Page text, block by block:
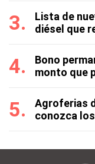
Lista de
diésel que
Bono
monto que
Agroferias
conozca